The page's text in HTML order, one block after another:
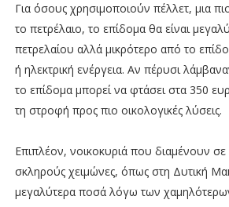
Για όσους χρησιμοποιούν πέλλετ, μια
το πετρέλαιο, το επίδομα θα είναι
πετρελαίου αλλά μικρότερο από το
ή ηλεκτρική ενέργεια. Αν πέρυσι
το επίδομα μπορεί να φτάσει στα 350
τη στροφή προς πιο οικολογικές λύσεις.
Επιπλέον, νοικοκυριά που διαμένουν σε
σκληρούς χειμώνες, όπως στη Δυτική
μεγαλύτερα ποσά λόγω των